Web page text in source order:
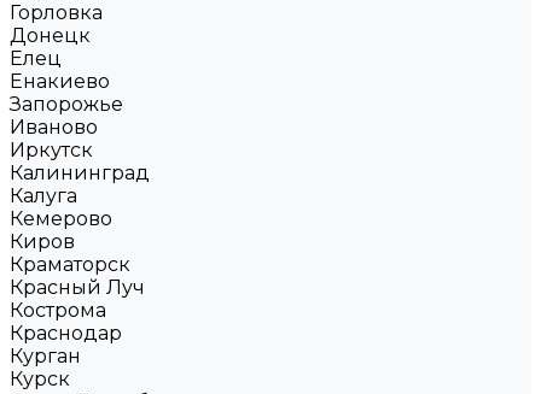
Горловка
Донецк
Елец
Енакиево
Запорожье
Иваново
Иркутск
Калининград
Калуга
Кемерово
Киров
Краматорск
Красный Луч
Кострома
Краснодар
Курган
Курск